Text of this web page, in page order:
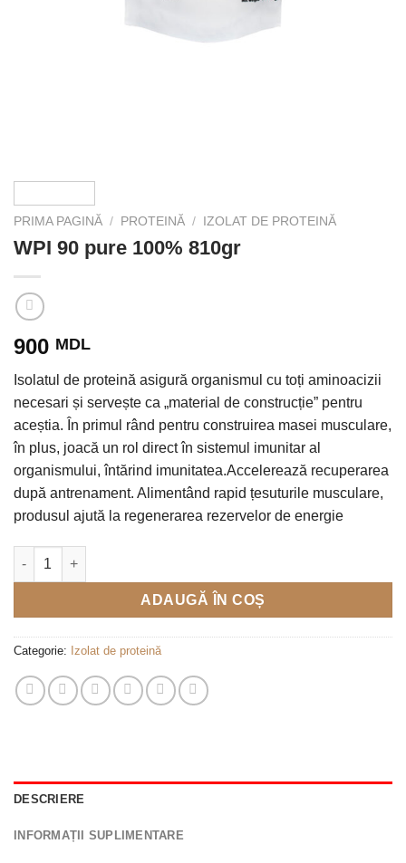
PRIMA PAGINĂ / PROTEINĂ / IZOLAT DE PROTEINĂ
WPI 90 pure 100% 810gr
900 MDL
Isolatul de proteină asigură organismul cu toți aminoacizii
necesari și servește ca „material de construcție” pentru
aceștia. În primul rând pentru construirea masei musculare,
în plus, joacă un rol direct în sistemul imunitar al
organismului, întărind imunitatea.Accelerează recuperarea
după antrenament. Alimentând rapid țesuturile musculare,
produsul ajută la regenerarea rezervelor de energie
Cantitate WPI 90 pure 100% 810gr
ADAUGĂ ÎN COȘ
Categorie: Izolat de proteină
DESCRIERE
INFORMAȚII SUPLIMENTARE